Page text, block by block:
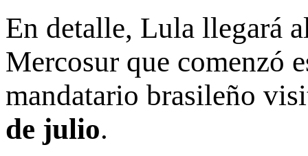
En detalle, Lula llegará
Mercosur que comenzó
mandatario brasileño
de julio.